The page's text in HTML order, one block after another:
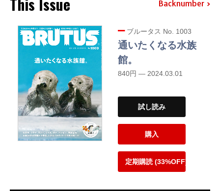
Backnumber
ブルータス No. 1003
通いたくなる水族
館。
840円 — 2024.03.01
試し読み
購入
定期購読 (33%OFF)